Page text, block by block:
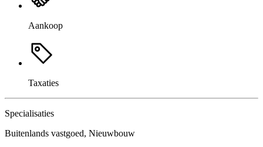
Aankoop
Taxaties
Specialisaties
Buitenlands vastgoed, Nieuwbouw